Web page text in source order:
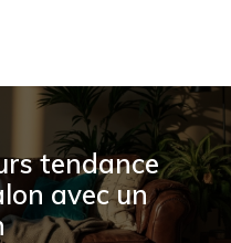
tendance
avec un